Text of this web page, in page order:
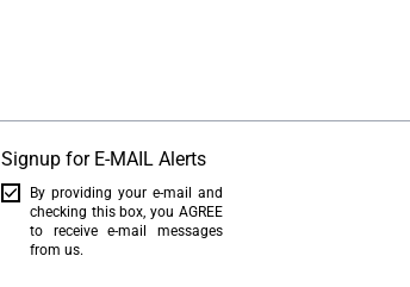
Signup for E-MAIL Alerts
By providing your e-mail and
checking this box, you AGREE
to receive e-mail messages
from us.